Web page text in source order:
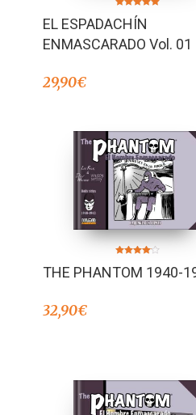
Valorado en
5.00
de 5
EL ESPADACHÍN
ENMASCARADO Vol. 01
29,90€
en
4.00
THE PHANTOM 1940-
32,90€